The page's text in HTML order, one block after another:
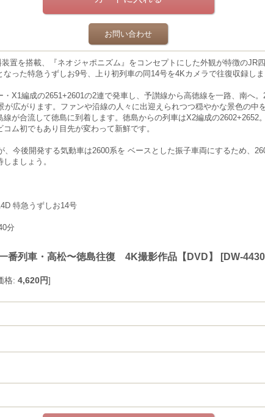
お問い合わせ
置を搭載、『ネオジャポニズム』をコンセプトにした外観が特徴のJR
った特急うずしお9号、上り初列車の同14号を4Kカメラで往復収録し
X1編成の2651+2601の2連で発車し、予讃線から高徳線を一路、南へ
が広がります。ファンや沿線の人々に出迎えられつつ穏やかな景色の中
が合流して徳島に到着します。徳島からの列車はX2編成の2602+2652
ム初でもあり目先が変わって新鮮です。
今後開発する気動車は2600系を ベースとした振子車両にするため、
ましょう。
特急うずしお14号
分
番列車・高松〜徳島往復 4K撮影作品【DVD】 [DW-4430
格: 4,620円]